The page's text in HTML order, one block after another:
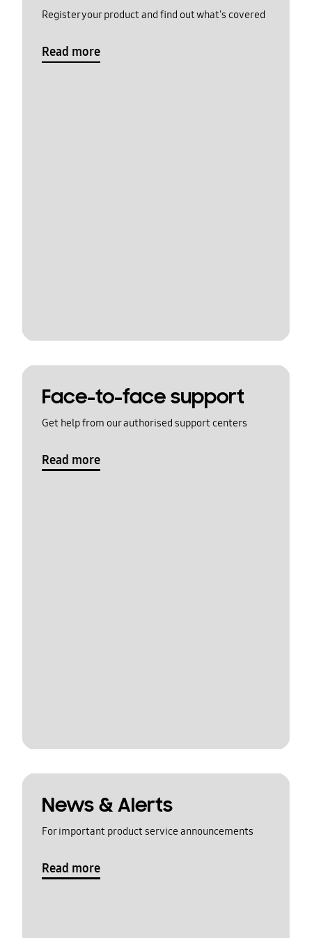
Register your product and find out what's covered
Read more
Face-to-face support
Get help from our authorised support centers
Read more
News & Alerts
For important product service announcements
Read more